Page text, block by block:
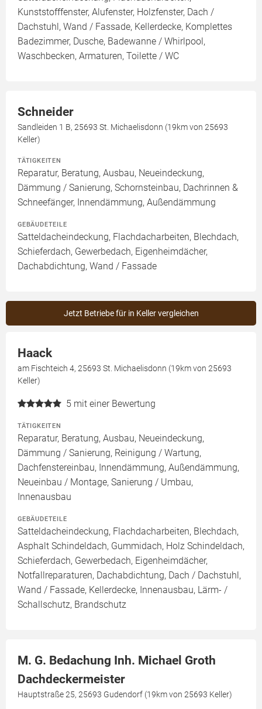
Kunststofffenster, Alufenster, Holzfenster, Dach /
Dachstuhl, Wand / Fassade, Kellerdecke, Komplettes
Badezimmer, Dusche, Badewanne / Whirlpool,
Waschbecken, Armaturen, Toilette / WC
Schneider
Sandleiden 1 B, 25693 St. Michaelisdonn (19km von 25693
Keller)
TÄTIGKEITEN
Reparatur, Beratung, Ausbau, Neueindeckung,
Dämmung / Sanierung, Schornsteinbau, Dachrinnen &
Schneefänger, Innendämmung, Außendämmung
GEBÄUDETEILE
Satteldacheindeckung, Flachdacharbeiten, Blechdach,
Schieferdach, Gewerbedach, Eigenheimdächer,
Dachabdichtung, Wand / Fassade
Jetzt Betriebe für in Keller vergleichen
Haack
am Fischteich 4, 25693 St. Michaelisdonn (19km von 25693
Keller)
5 mit einer Bewertung
TÄTIGKEITEN
Reparatur, Beratung, Ausbau, Neueindeckung,
Dämmung / Sanierung, Reinigung / Wartung,
Dachfenstereinbau, Innendämmung, Außendämmung,
Neueinbau / Montage, Sanierung / Umbau,
Innenausbau
GEBÄUDETEILE
Satteldacheindeckung, Flachdacharbeiten, Blechdach,
Asphalt Schindeldach, Gummidach, Holz Schindeldach,
Schieferdach, Gewerbedach, Eigenheimdächer,
Notfallreparaturen, Dachabdichtung, Dach / Dachstuhl,
Wand / Fassade, Kellerdecke, Innenausbau, Lärm- /
Schallschutz, Brandschutz
M. G. Bedachung Inh. Michael Groth
Dachdeckermeister
Hauptstraße 25, 25693 Gudendorf (19km von 25693 Keller)